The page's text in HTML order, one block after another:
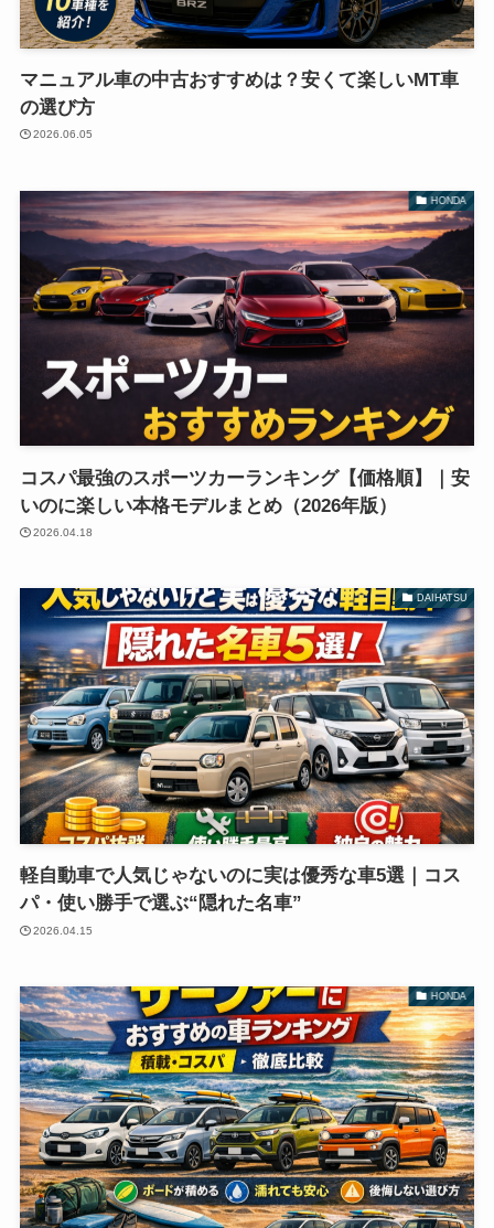
マニュアル車の中古おすすめは？安くて楽しいMT車
の選び方
2026.06.05
HONDA
コスパ最強のスポーツカーランキング【価格順】｜安
いのに楽しい本格モデルまとめ（2026年版）
2026.04.18
DAIHATSU
軽自動車で人気じゃないのに実は優秀な車5選｜コス
パ・使い勝手で選ぶ“隠れた名車”
2026.04.15
HONDA